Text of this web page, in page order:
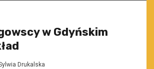
w Gdyńskim
Drukalska